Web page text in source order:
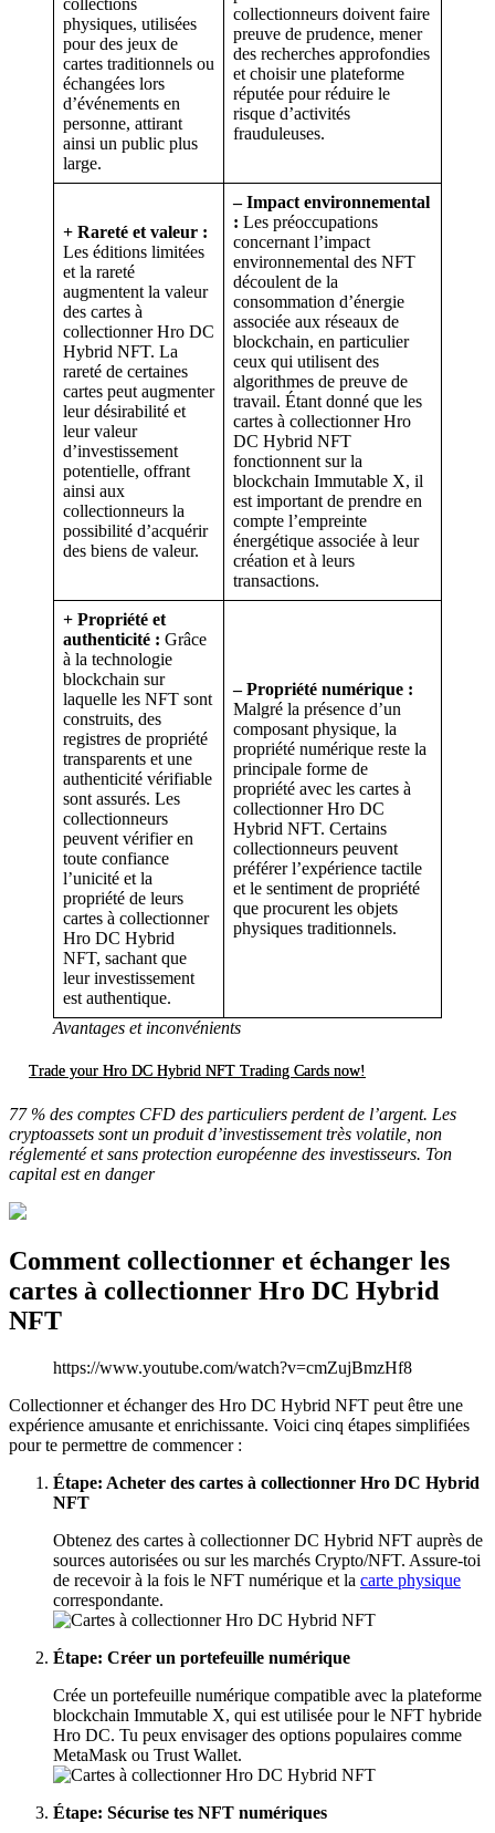
collections
physiques, utilisées
pour des jeux de
cartes traditionnels ou
échangées lors
d’événements en
personne, attirant
ainsi un public plus
large.
collectionneurs doivent faire
preuve de prudence, mener
des recherches approfondies
et choisir une plateforme
réputée pour réduire le
risque d’activités
frauduleuses.
+ Rareté et valeur :
Les éditions limitées
et la rareté
augmentent la valeur
des cartes à
collectionner Hro DC
Hybrid NFT. La
rareté de certaines
cartes peut augmenter
leur désirabilité et
leur valeur
d’investissement
potentielle, offrant
ainsi aux
collectionneurs la
possibilité d’acquérir
des biens de valeur.
– Impact environnemental
: Les préoccupations
concernant l’impact
environnemental des NFT
découlent de la
consommation d’énergie
associée aux réseaux de
blockchain, en particulier
ceux qui utilisent des
algorithmes de preuve de
travail. Étant donné que les
cartes à collectionner Hro
DC Hybrid NFT
fonctionnent sur la
blockchain Immutable X, il
est important de prendre en
compte l’empreinte
énergétique associée à leur
création et à leurs
transactions.
+ Propriété et
authenticité : Grâce
à la technologie
blockchain sur
laquelle les NFT sont
construits, des
registres de propriété
transparents et une
authenticité vérifiable
sont assurés. Les
collectionneurs
peuvent vérifier en
toute confiance
l’unicité et la
propriété de leurs
cartes à collectionner
Hro DC Hybrid
NFT, sachant que
leur investissement
est authentique.
– Propriété numérique :
Malgré la présence d’un
composant physique, la
propriété numérique reste la
principale forme de
propriété avec les cartes à
collectionner Hro DC
Hybrid NFT. Certains
collectionneurs peuvent
préférer l’expérience tactile
et le sentiment de propriété
que procurent les objets
physiques traditionnels.
Avantages et inconvénients
Trade your Hro DC Hybrid NFT Trading Cards now!
77 % des comptes CFD des particuliers perdent de l’argent. Les
cryptoassets sont un produit d’investissement très volatile, non
réglementé et sans protection européenne des investisseurs. Ton
capital est en danger
Comment collectionner et échanger les
cartes à collectionner Hro DC Hybrid
NFT
https://www.youtube.com/watch?v=cmZujBmzHf8
Collectionner et échanger des Hro DC Hybrid NFT peut être une
expérience amusante et enrichissante. Voici cinq étapes simplifiées
pour te permettre de commencer :
Étape: Acheter des cartes à collectionner Hro DC Hybrid
NFT
Obtenez des cartes à collectionner DC Hybrid NFT auprès de
sources autorisées ou sur les marchés Crypto/NFT. Assure-toi
de recevoir à la fois le NFT numérique et la carte physique
correspondante.
Étape: Créer un portefeuille numérique
Crée un portefeuille numérique compatible avec la plateforme
blockchain Immutable X, qui est utilisée pour le NFT hybride
Hro DC. Tu peux envisager des options populaires comme
MetaMask ou Trust Wallet.
Étape: Sécurise tes NFT numériques